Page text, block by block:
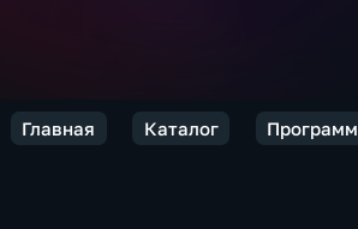
Главная Каталог